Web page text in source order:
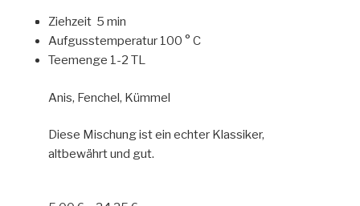
Ziehzeit 5 min
Aufgusstemperatur 100 ° C
Teemenge 1-2 TL
Anis, Fenchel, Kümmel
Diese Mischung ist ein echter Klassiker,
altbewährt und gut.